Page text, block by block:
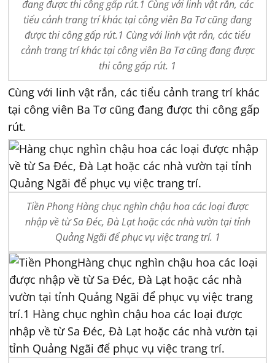
đang được thi công gấp rút.1 Cùng với linh vật rắn, các
tiểu cảnh trang trí khác tại công viên Ba Tơ cũng đang
được thi công gấp rút.1 Cùng với linh vật rắn, các tiểu
cảnh trang trí khác tại công viên Ba Tơ cũng đang được
thi công gấp rút. 1
Cùng với linh vật rắn, các tiểu cảnh trang trí khác
tại công viên Ba Tơ cũng đang được thi công gấp
rút.
Tiền Phong Hàng chục nghìn chậu hoa các loại được
nhập về từ Sa Đéc, Đà Lạt hoặc các nhà vườn tại tỉnh
Quảng Ngãi để phục vụ việc trang trí. 1